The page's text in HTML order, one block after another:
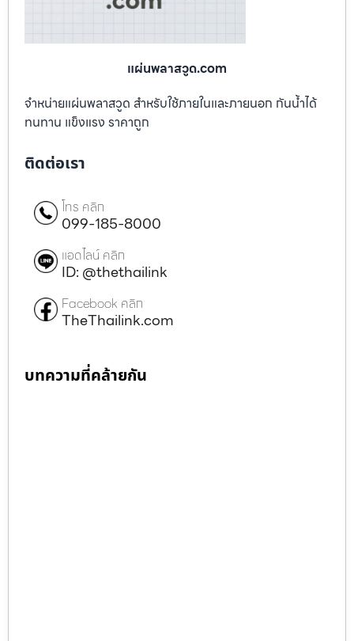
แผ่นพลาสวูด.com
จำหน่ายแผ่นพลาสวูด สำหรับใช้ภายในและภายนอก กันน้ำได้
ทนทาน แข็งแรง ราคาถูก
ติดต่อเรา
โทร คลิก
099-185-8000
แอดไลน์ คลิก
ID: @thethailink
Facebook คลิก
TheThailink.com
บทความที่คล้ายกัน